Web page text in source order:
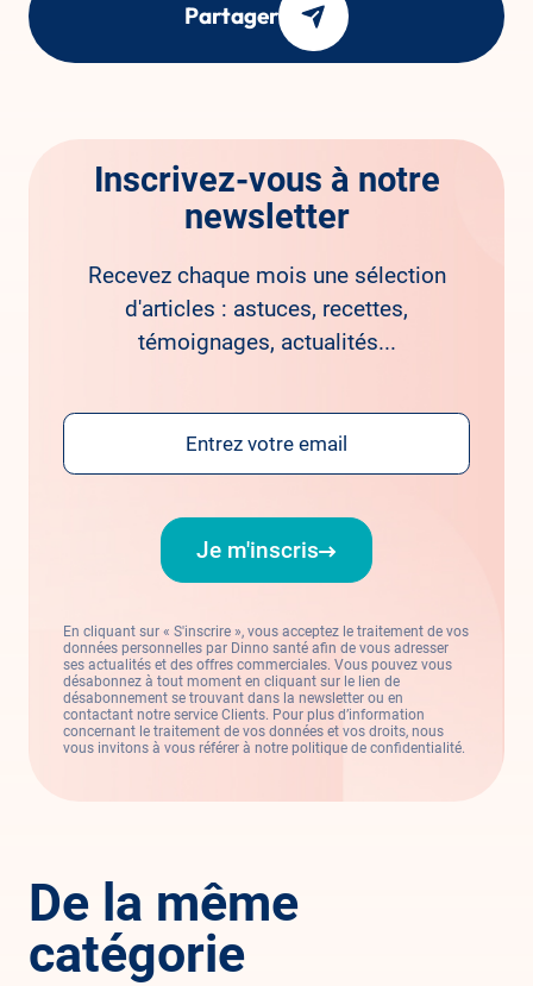
Partager
Inscrivez-vous à notre
newsletter
Recevez chaque mois une sélection
d'articles : astuces, recettes,
témoignages, actualités...
Email
Je m'inscris
En cliquant sur « S'inscrire », vous acceptez le traitement de vos
données personnelles par Dinno santé afin de vous adresser
ses actualités et des offres commerciales. Vous pouvez vous
désabonnez à tout moment en cliquant sur le lien de
désabonnement se trouvant dans la newsletter ou en
contactant notre service Clients. Pour plus d’information
concernant le traitement de vos données et vos droits, nous
vous invitons à vous référer à notre politique de confidentialité.
De la même
catégorie